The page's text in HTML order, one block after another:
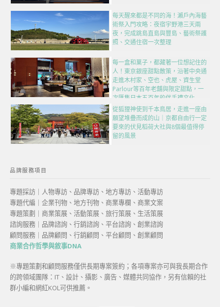
每天醒來都是不同的海！瀨戶內海藝
術祭入門攻略：夜宿宇野港三天兩
夜，完成跳島直島與豐島、藝術祭護
照、交通住宿一次整理
每一盒和菓子，都藏著一位想記住的
人！東京銀座甜點散策，沿著中央通
走進木村家、空也、虎屋、資生堂
Parlour等百年老舖與限定甜點，一
次匯集日本五百年的伴手禮文化
從狐狸神使到千本鳥居，走進一座由
願望堆疊而成的山｜京都自由行一定
要來的伏見稻荷大社與8個最值得停
留的風景
品牌服務項目
專題採訪｜人物專訪、品牌專訪、地方專訪、活動專訪
專題代編｜企業刊物、地方刊物、商業專欄、商業文案
專題策劃｜商業策展、活動策展、旅行策展、生活策展
諮詢服務｜品牌諮詢、行銷諮詢、平台諮詢、創業諮詢
顧問服務｜品牌顧問、行銷顧問、平台顧問、創業顧問
商業合作哲學與敘事DNA
※專題策劃和顧問服務僅供長期專案簽約；各項專案亦可與我長期合作
的跨領域團隊：IT、設計、攝影、廣告、媒體共同協作，另有信賴的社
群小編和網紅KOL可供推薦。